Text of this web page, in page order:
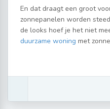
En dat draagt een groot
zonnepanelen worden
de looks hoef je het niet
duurzame woning met